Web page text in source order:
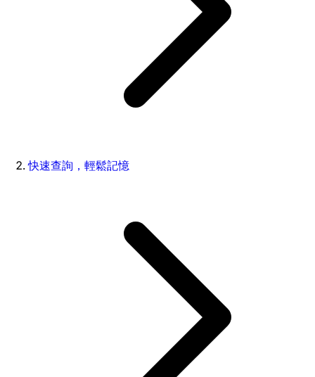
快速查詢，輕鬆記憶